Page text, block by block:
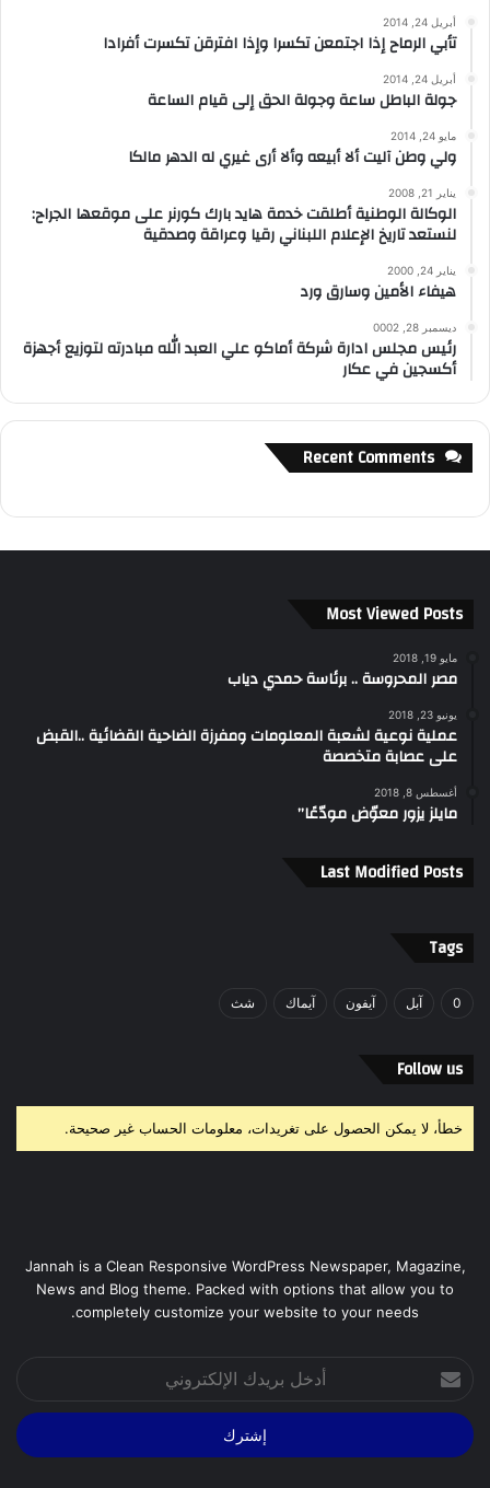
أبريل 24, 2014
تأبي الرماح إذا اجتمعن تكسرا وإذا افترقن تكسرت أفرادا
أبريل 24, 2014
جولة الباطل ساعة وجولة الحق إلى قيام الساعة
مايو 24, 2014
ولي وطن آليت ألا أبيعه وألا أرى غيري له الدهر مالكا
يناير 21, 2008
الوكالة الوطنية أطلقت خدمة هايد بارك كورنر على موقعها الجراح:
لنستعد تاريخ الإعلام اللبناني رقيا وعراقة وصدقية
يناير 24, 2000
هيفاء الأمين وسارق ورد
ديسمبر 28, 0002
رئيس مجلس ادارة شركة أماكو علي العبد الله مبادرته لتوزيع أجهزة
أكسجين في عكار
Recent Comments
Most Viewed Posts
مايو 19, 2018
مصر المحروسة .. برئاسة حمدي دياب
يونيو 23, 2018
عملية نوعية لشعبة المعلومات ومفرزة الضاحية القضائية ..القبض
على عصابة متخصصة
أغسطس 8, 2018
مايلز يزور معوّض مودّعًا”
Last Modified Posts
Tags
0 آبل آيفون آيماك شث
Follow us
خطأ، لا يمكن الحصول على تغريدات، معلومات الحساب غير صحيحة.
Jannah is a Clean Responsive WordPress Newspaper, Magazine,
News and Blog theme. Packed with options that allow you to
completely customize your website to your needs.
بريدك
الإلكتروني